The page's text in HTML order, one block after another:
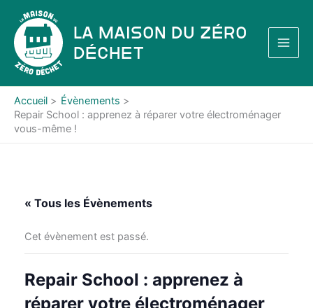
contenu
La Maison du Zéro
Déchet
Accueil
Évènements
Repair School : apprenez à réparer votre électroménager
vous-même !
« Tous les Évènements
Cet évènement est passé.
Repair School : apprenez à
réparer votre électroménager